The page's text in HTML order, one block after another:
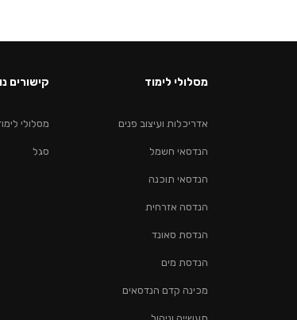
מסלולי לימוד
אדריכלות ועיצוב פנים
הנדסאי חשמל
הנדסאי תוכנה
הנדסה אזרחית
הנדסת סאונד
הנדסת מים
מכינה קדם הנדסאים
קישורים
מסלולי
סגל